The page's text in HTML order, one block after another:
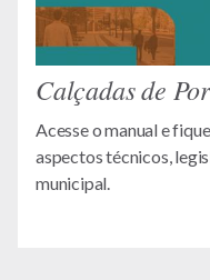
Calçadas de
Acesse o manual e
aspectos técnicos,
municipal.